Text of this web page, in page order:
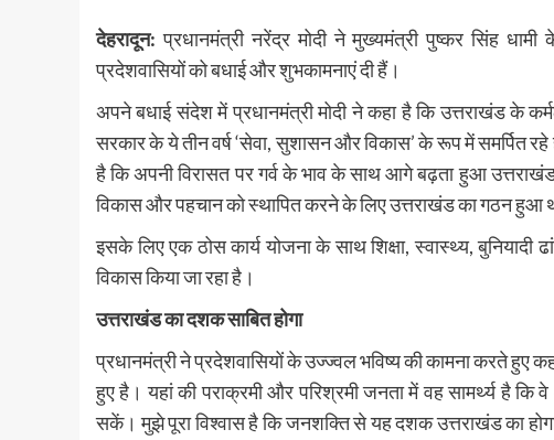
देहरादून: प्रधानमंत्री नरेंद्र मोदी ने मुख्यमंत्री पुष्कर सिंह
प्रदेशवासियों को बधाई और शुभकामनाएं दी हैं।
अपने बधाई संदेश में प्रधानमंत्री मोदी ने कहा है कि उत्तराखंड के
सरकार के ये तीन वर्ष ‘सेवा, सुशासन और विकास’ के रूप में समर्पित
है कि अपनी विरासत पर गर्व के भाव के साथ आगे बढ़ता हुआ
विकास और पहचान को स्थापित करने के लिए उत्तराखंड का गठन
इसके लिए एक ठोस कार्य योजना के साथ शिक्षा, स्वास्थ्य, बुनियादी
विकास किया जा रहा है।
उत्तराखंड का दशक साबित होगा
प्रधानमंत्री ने प्रदेशवासियों के उज्ज्वल भविष्य की कामना करते
हुए है। यहां की पराक्रमी और परिश्रमी जनता में वह सामर्थ्य है
सकें। मुझे पूरा विश्वास है कि जनशक्ति से यह दशक उत्तराखंड का